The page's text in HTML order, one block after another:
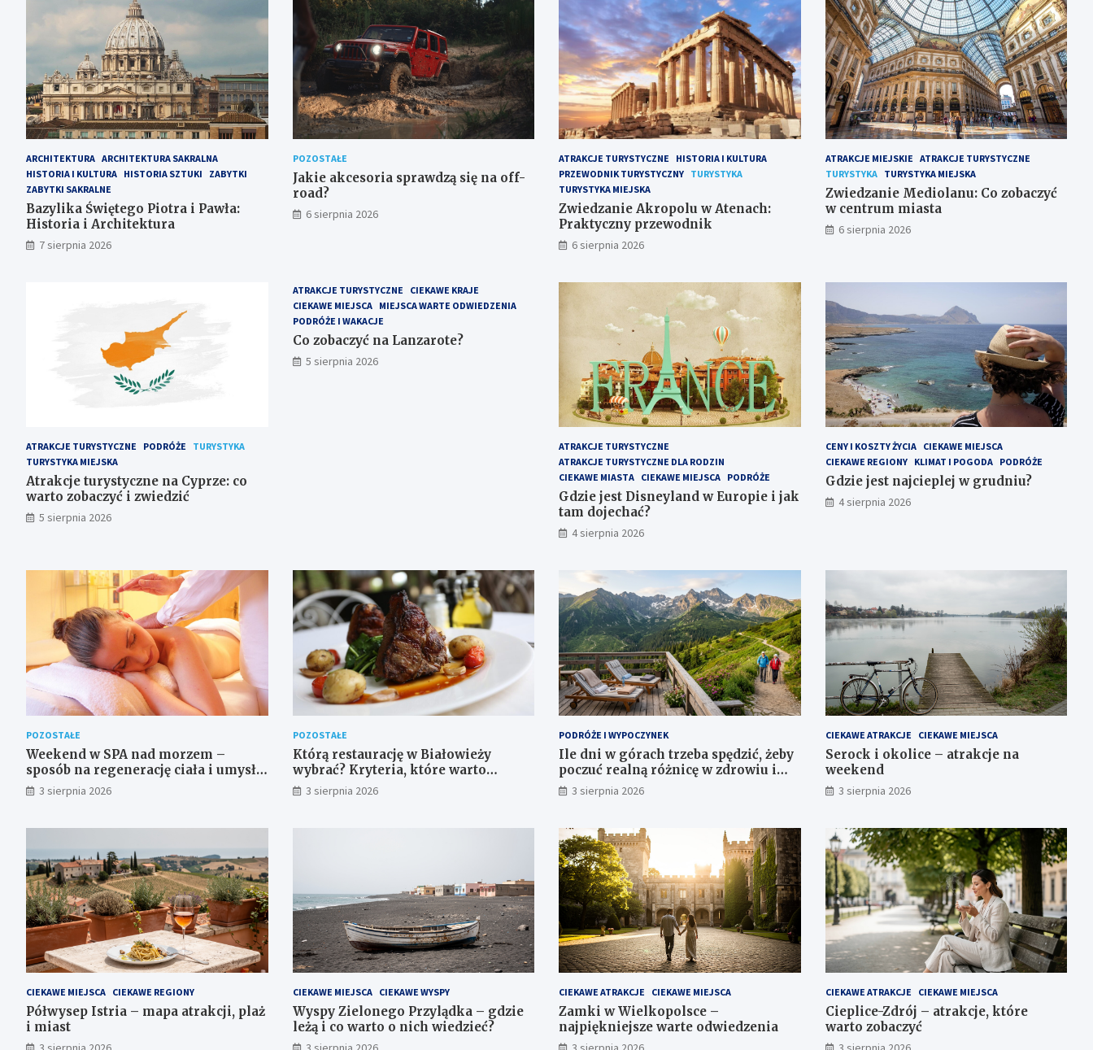
ARCHITEKTURA ARCHITEKTURA SAKRALNA
HISTORIA I KULTURA HISTORIA SZTUKI
ZABYTKI
ZABYTKI SAKRALNE
Bazylika Świętego Piotra i Pawła:
Historia i Architektura
7 sierpnia 2026
POZOSTAŁE
Jakie akcesoria sprawdzą się na off-
road?
6 sierpnia 2026
ATRAKCJE TURYSTYCZNE
HISTORIA I KULTURA
PRZEWODNIK TURYSTYCZNY TURYSTYKA
TURYSTYKA MIEJSKA
Zwiedzanie Akropolu w Atenach:
Praktyczny przewodnik
6 sierpnia 2026
ATRAKCJE MIEJSKIE ATRAKCJE TURYSTYCZNE
TURYSTYKA
TURYSTYKA MIEJSKA
Zwiedzanie Mediolanu: Co zobaczyć
w centrum miasta
6 sierpnia 2026
ATRAKCJE TURYSTYCZNE PODRÓŻE
TURYSTYKA
TURYSTYKA MIEJSKA
Atrakcje turystyczne na Cyprze: co
warto zobaczyć i zwiedzić
5 sierpnia 2026
ATRAKCJE TURYSTYCZNE
CIEKAWE KRAJE
CIEKAWE MIEJSCA
MIEJSCA WARTE ODWIEDZENIA
PODRÓŻE I WAKACJE
Co zobaczyć na Lanzarote?
5 sierpnia 2026
ATRAKCJE TURYSTYCZNE
ATRAKCJE TURYSTYCZNE DLA RODZIN
CIEKAWE MIASTA CIEKAWE MIEJSCA PODRÓŻE
Gdzie jest Disneyland w Europie i jak
tam dojechać?
4 sierpnia 2026
CENY I KOSZTY ŻYCIA
CIEKAWE MIEJSCA
CIEKAWE REGIONY
KLIMAT I POGODA PODRÓŻE
Gdzie jest najcieplej w grudniu?
4 sierpnia 2026
POZOSTAŁE
Weekend w SPA nad morzem –
sposób na regenerację ciała i umysłu
w wyjątkowym otoczeniu
3 sierpnia 2026
POZOSTAŁE
Którą restaurację w Białowieży
wybrać? Kryteria, które warto
sprawdzić przed rezerwacją
3 sierpnia 2026
PODRÓŻE I WYPOCZYNEK
Ile dni w górach trzeba spędzić, żeby
poczuć realną różnicę w zdrowiu i
samopoczuciu?
3 sierpnia 2026
CIEKAWE ATRAKCJE CIEKAWE MIEJSCA
Serock i okolice – atrakcje na
weekend
3 sierpnia 2026
CIEKAWE MIEJSCA CIEKAWE REGIONY
Półwysep Istria – mapa atrakcji, plaż
i miast
CIEKAWE MIEJSCA CIEKAWE WYSPY
Wyspy Zielonego Przylądka – gdzie
leżą i co warto o nich wiedzieć?
CIEKAWE ATRAKCJE CIEKAWE MIEJSCA
Zamki w Wielkopolsce –
najpiękniejsze warte odwiedzenia
CIEKAWE ATRAKCJE CIEKAWE MIEJSCA
Cieplice-Zdrój – atrakcje, które
warto zobaczyć